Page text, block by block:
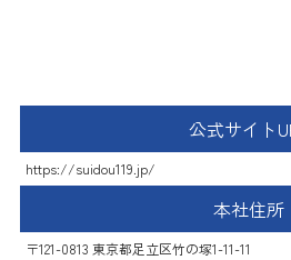
公式サイト
https://suidou119.jp/
本社住所
〒121-0813 東京都足立区竹の塚1-11-11